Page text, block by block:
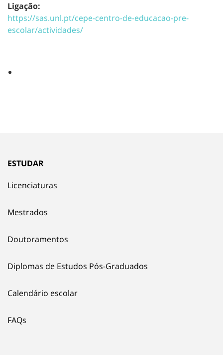
Ligação:
https://sas.unl.pt/cepe-centro-de-educacao-pre-
escolar/actividades/
ESTUDAR
Licenciaturas
Mestrados
Doutoramentos
Diplomas de Estudos Pós-Graduados
Calendário escolar
FAQs